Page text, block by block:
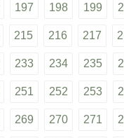
197 198 199
215 216 217
233 234 235
251 252 253
269 270 271